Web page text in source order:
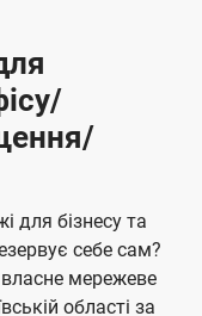
для бізнесу та
себе сам?
власне мережеве
області за